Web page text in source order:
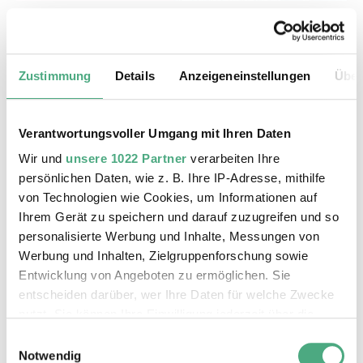
Zustimmung Details Anzeigeneinstellungen
Verantwortungsvoller Umgang mit Ihren Daten
Wir und unsere 1022 Partner verarbeiten Ihre
persönlichen Daten, wie z. B. Ihre IP-Adresse, mithilfe
von Technologien wie Cookies, um Informationen auf
Ihrem Gerät zu speichern und darauf zuzugreifen und so
personalisierte Werbung und Inhalte, Messungen von
Werbung und Inhalten, Zielgruppenforschung sowie
Entwicklung von Angeboten zu ermöglichen. Sie
entscheiden darüber, wer Ihre Daten für welche Zwecke
Trigger Symbol ändern oder widerrufen
Notwendig
ÖFFENTLICHE FÜHRUNG
Der Erzschrägaufzug der Völklinger Hütte mit
Copyright: Weltkulturerbe Völklinger Hütte | Karl
©
Das Weltkulturerbe Völklinger Hütte